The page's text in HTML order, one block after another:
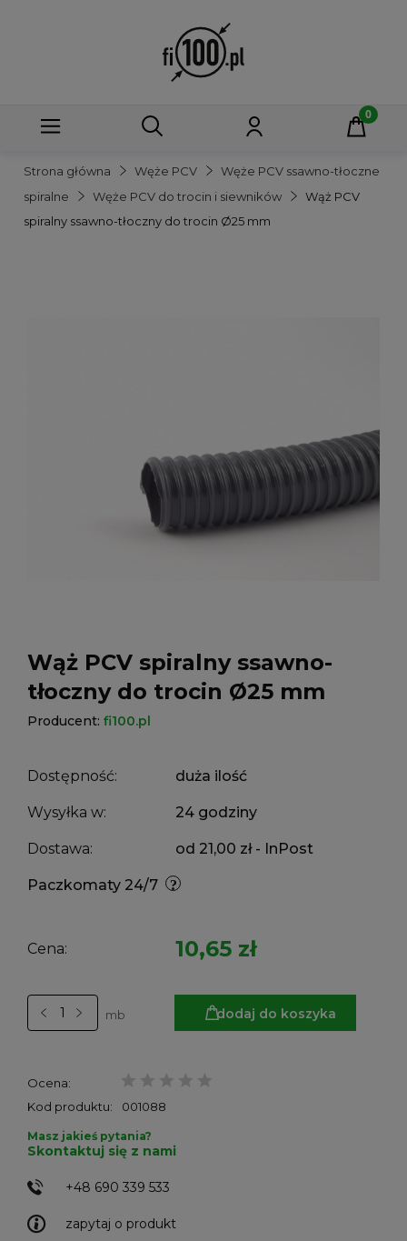
Strona główna Węże PCV
Węże PCV ssawno-tłoczne
spiralne
Węże PCV do trocin i siewników
Wąż PCV
spiralny ssawno-tłoczny do trocin Ø25 mm
Wąż PCV spiralny ssawno-
tłoczny do trocin Ø25 mm
Producent: fi100.pl
Dostępność: duża ilość
Wysyłka w: 24 godziny
Dostawa: od 21,00 zł - InPost
Paczkomaty 24/7
Cena: 10,65 zł
mb dodaj do koszyka
Ocena:
Kod produktu:
001088
zapytaj o produkt
Masz jakieś pytania?
Skontaktuj się z nami
+48 690 339 533